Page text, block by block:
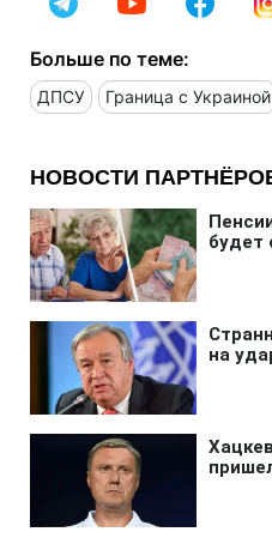
Больше по теме:
ДПСУ Граница с Украиной